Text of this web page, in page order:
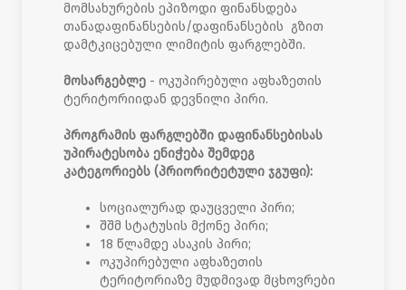
მომსახურების ეპიზოდი ფინანსდება
თანადაფინანსების/დაფინანსების გზით
დამტკიცებული ლიმიტის ფარგლებში.
მოსარგებლე - ოკუპირებული აფხაზეთის
ტერიტორიიდან დევნილი პირი.
პროგრამის ფარგლებში დაფინანსებისას
უპირატესობა ენიჭება შემდეგ
კატეგორიებს (პრიორიტეტული ჯგუფი):
სოციალურად დაუცველი პირი;
შშმ სტატუსის მქონე პირი;
18 წლამდე ასაკის პირი;
ოკუპირებული აფხაზეთის
ტერიტორიაზე მუდმივად მცხოვრები